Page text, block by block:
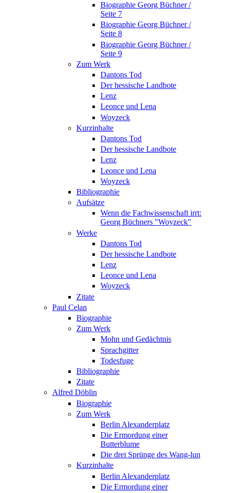
Biographie Georg Büchner /
Seite 7
Biographie Georg Büchner /
Seite 8
Biographie Georg Büchner /
Seite 9
Zum Werk
Dantons Tod
Der hessische Landbote
Lenz
Leonce und Lena
Woyzeck
Kurzinhalte
Dantons Tod
Der hessische Landbote
Lenz
Leonce und Lena
Woyzeck
Bibliographie
Aufsätze
Wenn die Fachwissenschaft irrt:
Georg Büchners "Woyzeck"
Werke
Dantons Tod
Der hessische Landbote
Lenz
Leonce und Lena
Woyzeck
Zitate
Paul Celan
Biographie
Zum Werk
Mohn und Gedächtnis
Sprachgitter
Todesfuge
Bibliographie
Zitate
Alfred Döblin
Biographie
Zum Werk
Berlin Alexanderplatz
Die Ermordung einer
Butterblume
Die drei Sprünge des Wang-lun
Kurzinhalte
Berlin Alexanderplatz
Die Ermordung einer